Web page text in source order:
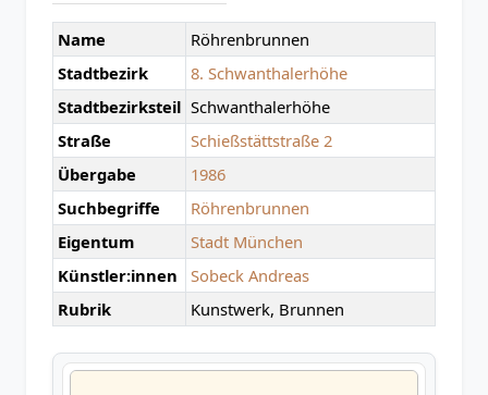
Name
Röhrenbrunnen
Stadtbezirk
8. Schwanthalerhöhe
Stadtbezirksteil Schwanthalerhöhe
Straße
Schießstättstraße 2
Übergabe
1986
Suchbegriffe
Röhrenbrunnen
Eigentum
Stadt München
Künstler:innen
Sobeck Andreas
Rubrik
Kunstwerk, Brunnen